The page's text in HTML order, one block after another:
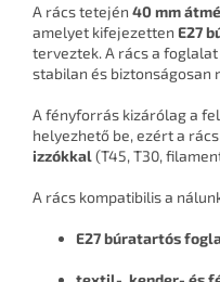
A rács tetején 40 mm
amelyet kifejezetten E27
terveztek. A rács a
stabilan és biztonságosan
A fényforrás kizárólag a
helyezhető be, ezért a rács
izzókkal(T45, T30,
A rács kompatibilis a
E27 búratartós